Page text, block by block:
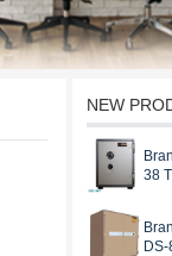
NEW
38 T
DS-